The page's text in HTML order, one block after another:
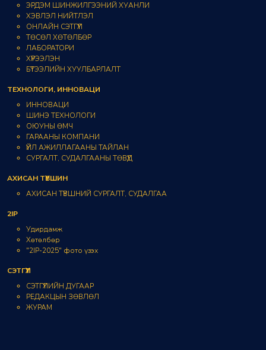
ЭРДЭМ ШИНЖИЛГЭЭНИЙ ХУАНЛИ
ХЭВЛЭЛ НИЙТЛЭЛ
ОНЛАЙН СЭТГҮҮЛ
ТӨСӨЛ ХӨТӨЛБӨР
ЛАБОРАТОРИ
ХҮРЭЭЛЭН
БҮТЭЭЛИЙН ХУУЛБАРЛАЛТ
ТЕХНОЛОГИ, ИННОВАЦИ
ИННОВАЦИ
ШИНЭ ТЕХНОЛОГИ
ОЮУНЫ ӨМЧ
ГАРААНЫ КОМПАНИ
ҮЙЛ АЖИЛЛАГААНЫ ТАЙЛАН
СУРГАЛТ, СУДАЛГААНЫ ТӨВҮҮД
АХИСАН ТҮВШИН
АХИСАН ТҮВШНИЙ СУРГАЛТ, СУДАЛГАА
2IP
Удирдамж
Хөтөлбөр
"2IP-2025" фото үзэх
СЭТГҮҮЛ
СЭТГҮҮЛИЙН ДУГААР
РЕДАКЦЫН ЗӨВЛӨЛ
ЖУРАМ